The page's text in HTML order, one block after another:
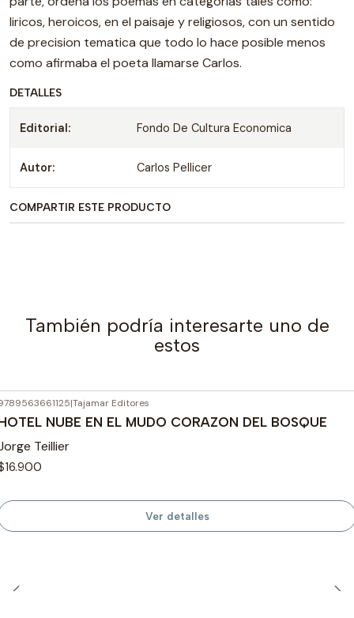
liricos, heroicos, en el paisaje y religiosos, con un sentido
de precision tematica que todo lo hace posible menos
como afirmaba el poeta llamarse Carlos.
DETALLES
Editorial: Fondo De Cultura Economica
Autor: Carlos Pellicer
COMPARTIR ESTE PRODUCTO
También podría interesarte uno de
estos
Agotado |Tajamar Editores
NUBE EN EL MUDO CORAZON DEL BOSQUE
Teillier
Ver detalles